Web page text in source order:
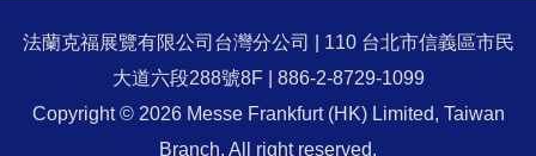
法蘭克福展覽有限公司台灣分公司 | 110 台北市信義區市民
大道六段288號8F | 886-2-8729-1099
Copyright © 2026 Messe Frankfurt (HK) Limited, Taiwan
Branch. All right reserved.